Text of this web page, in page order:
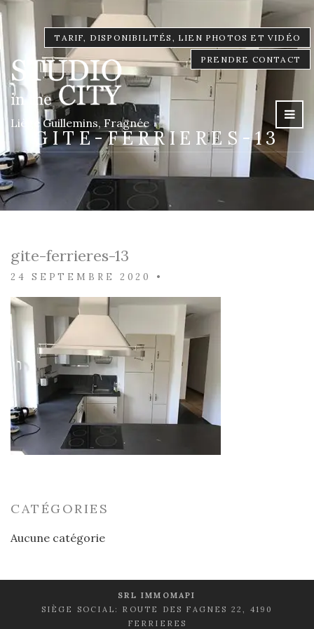
TARIF, DISPONIBILITÉS, LIEN PHOTOS ET VIDÉO
PRENDRE CONTACT
Liège Guillemins, Fragnée
GITE-FERRIERES-13
gite-ferrieres-13
24 SEPTEMBRE 2020 •
CATÉGORIES
Aucune catégorie
SRL IMMOMAPI
SIÈGE SOCIAL: ROUTE DES FAGNES 22, 4190
FERRIERES